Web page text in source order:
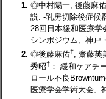
1. ◎中村陽一, 後藤麻
説. -乳房切除後症候
28回日本緩和医療
シンポジウム, 神戸
2. ◎後藤麻佑†, 齋藤芙
秀昭† ： 緩和ケアチ
ロール不良
医療学会学術大会,